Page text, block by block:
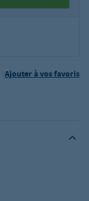
Ajouter à vos favoris